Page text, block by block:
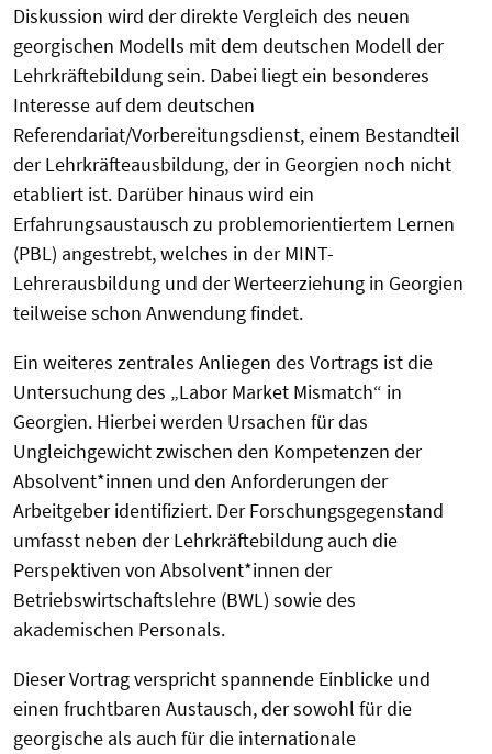
Diskussion wird der direkte Vergleich des neuen
georgischen Modells mit dem deutschen Modell der
Lehrkräftebildung sein. Dabei liegt ein besonderes
Interesse auf dem deutschen
Referendariat/Vorbereitungsdienst, einem Bestandteil
der Lehrkräfteausbildung, der in Georgien noch nicht
etabliert ist. Darüber hinaus wird ein
Erfahrungsaustausch zu problemorientiertem Lernen
(PBL) angestrebt, welches in der MINT-
Lehrerausbildung und der Werteerziehung in Georgien
teilweise schon Anwendung findet.
Ein weiteres zentrales Anliegen des Vortrags ist die
Untersuchung des „Labor Market Mismatch“ in
Georgien. Hierbei werden Ursachen für das
Ungleichgewicht zwischen den Kompetenzen der
Absolvent*innen und den Anforderungen der
Arbeitgeber identifiziert. Der Forschungsgegenstand
umfasst neben der Lehrkräftebildung auch die
Perspektiven von Absolvent*innen der
Betriebswirtschaftslehre (BWL) sowie des
akademischen Personals.
Dieser Vortrag verspricht spannende Einblicke und
einen fruchtbaren Austausch, der sowohl für die
georgische als auch für die internationale